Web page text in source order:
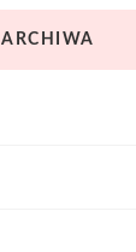
ARCHIWA